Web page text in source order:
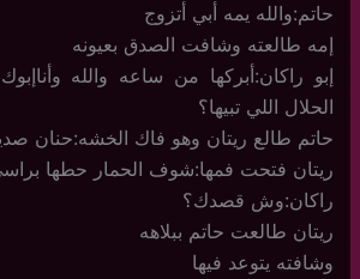
حاتم:والله يمه أبي أتزوج
إمه طالعته وشافت الصدق بعيونه
إبو راكان:أبركها من ساعه والله
الحلال اللي تبيها؟
حاتم طالع ريتان وهو فاك الخشه:حنان
ريتان فتحت فمها:شوف الحمار حطها
راكان:وش قصدك؟
ريتان طالعت حاتم ببلاهه
وشافته يتوعد فيها